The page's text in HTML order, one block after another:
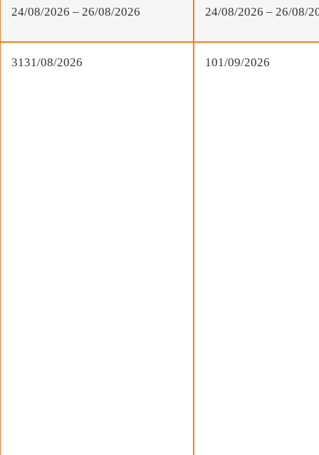
24/08/2026 – 26/08/2026 24/08/2026 – 26/08/
3131/08/2026 101/09/2026